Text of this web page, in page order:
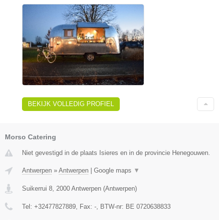
BEKIJK VOLLEDIG PROFIEL
Morso Catering
Niet gevestigd in de plaats Isieres en in de provincie Henegouwen.
Antwerpen » Antwerpen Google maps ▼
Suikerrui 8 2000 Antwerpen (Antwerpen)
Tel: +32477827889 , Fax: - , BTW-nr: BE 0720638833